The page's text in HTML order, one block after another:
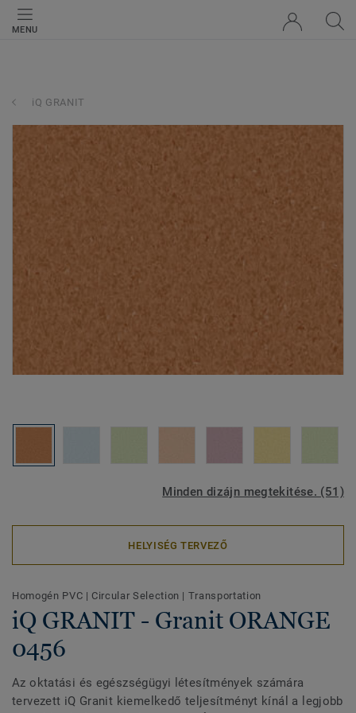
MENU
iQ GRANIT
Minden dizájn megtekitése. (51)
HELYISÉG TERVEZŐ
Homogén PVC | Circular Selection | Transportation
iQ GRANIT - Granit ORANGE
0456
Az oktatási és egészségügyi létesítmények számára
tervezett iQ Granit kiemelkedő teljesítményt kínál a legjobb